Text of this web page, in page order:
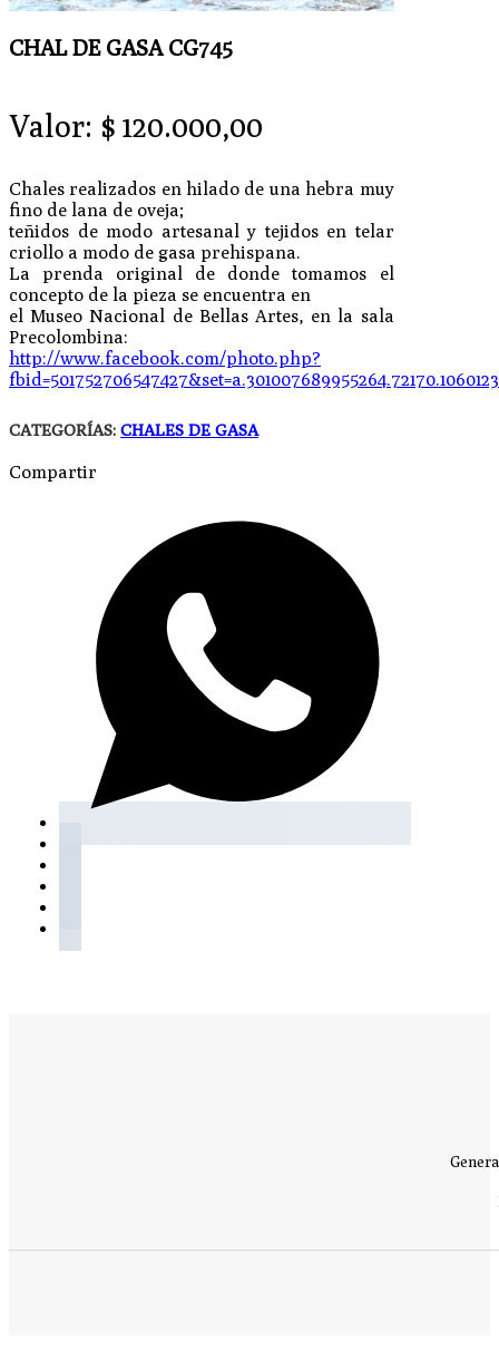
CHAL DE GASA CG745
Valor: $ 120.000,00
Chales realizados en hilado de una hebra muy
fino de lana de oveja;
teñidos de modo artesanal y tejidos en telar
criollo a modo de gasa prehispana.
La prenda original de donde tomamos el
concepto de la pieza se encuentra en
el Museo Nacional de Bellas Artes, en la sala
Precolombina:
http://www.facebook.com/photo.php?
CATEGORÍAS: CHALES DE GASA
Compartir